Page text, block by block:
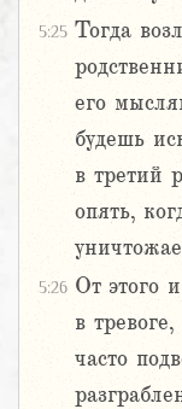
5:25 Тогда
его
будешь
в третий
опять,
5:26 От этого
в
часто